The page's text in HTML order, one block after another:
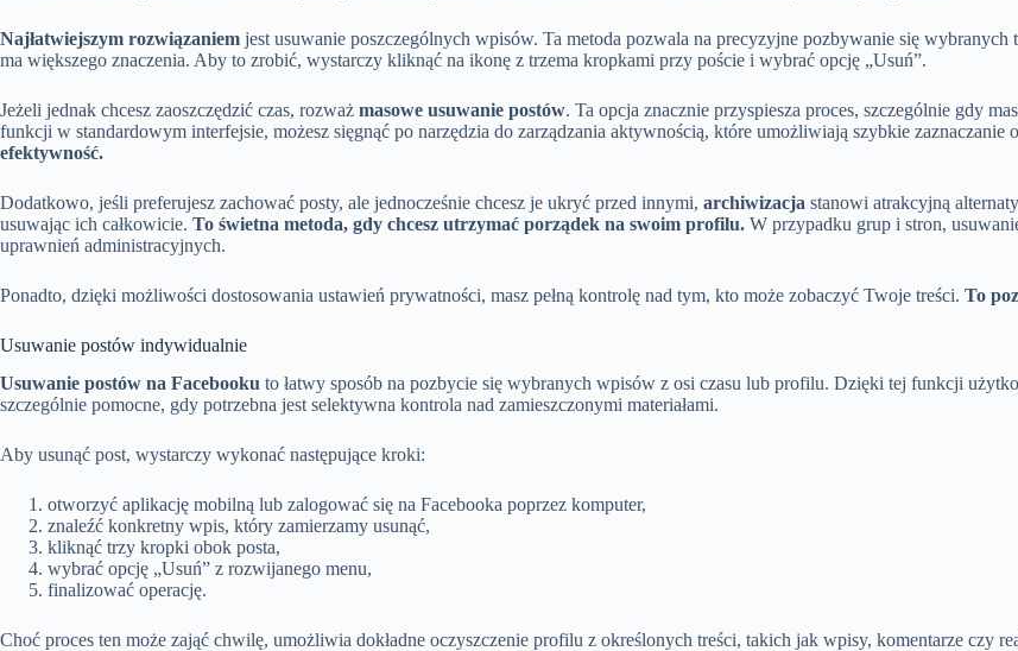
Najłatwiejszym rozwiązaniem jest usuwanie poszczególnych wpisów. Ta metoda pozwala na precyzyjne pozbywanie się
ma większego znaczenia. Aby to zrobić, wystarczy kliknąć na ikonę z trzema kropkami przy poście i wybrać opcję „Usuń”.
Jeżeli jednak chcesz zaoszczędzić czas, rozważ masowe usuwanie postów. Ta opcja znacznie przyspiesza proces, szczególnie gdy
funkcji w standardowym interfejsie, możesz sięgnąć po narzędzia do zarządzania aktywnością, które umożliwiają szybkie zaznaczanie
efektywność.
Dodatkowo, jeśli preferujesz zachować posty, ale jednocześnie chcesz je ukryć przed innymi, archiwizacja stanowi atrakcyjną
usuwając ich całkowicie. To świetna metoda, gdy chcesz utrzymać porządek na swoim profilu. W przypadku grup i stron,
uprawnień administracyjnych.
Ponadto, dzięki możliwości dostosowania ustawień prywatności, masz pełną kontrolę nad tym, kto może zobaczyć Twoje treści. To
Usuwanie postów indywidualnie
Usuwanie postów na Facebooku to łatwy sposób na pozbycie się wybranych wpisów z osi czasu lub profilu. Dzięki tej funkcji
szczególnie pomocne, gdy potrzebna jest selektywna kontrola nad zamieszczonymi materiałami.
Aby usunąć post, wystarczy wykonać następujące kroki:
otworzyć aplikację mobilną lub zalogować się na Facebooka poprzez komputer,
znaleźć konkretny wpis, który zamierzamy usunąć,
kliknąć trzy kropki obok posta,
wybrać opcję „Usuń” z rozwijanego menu,
finalizować operację.
Choć proces ten może zająć chwilę, umożliwia dokładne oczyszczenie profilu z określonych treści, takich jak wpisy, komentarze czy